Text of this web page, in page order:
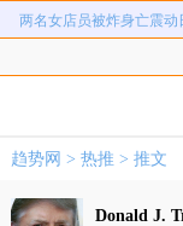
两名女店员被炸身亡震动
笔试第一称被第二名花钱
两名女店员被炸身亡震动
趋势网 > 热推 > 推文
Donald J.